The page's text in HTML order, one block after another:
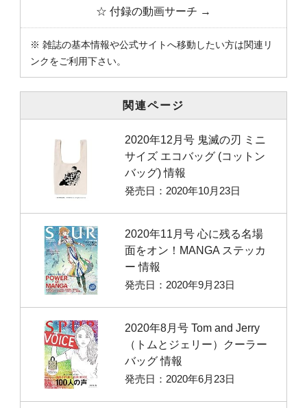
☆ 付録の動画サーチ →
※ 雑誌の基本情報や公式サイトへ移動したい方は関連リ
ンクをご利用下さい。
関連ページ
2020年12月号 鬼滅の刃 ミニ
サイズ エコバッグ (コットン
バッグ) 情報
発売日：2020年10月23日
2020年11月号 心に残る名場
面をオン！MANGA ステッカ
ー 情報
発売日：2020年9月23日
2020年8月号 Tom and Jerry
（トムとジェリー）クーラー
バッグ 情報
発売日：2020年6月23日